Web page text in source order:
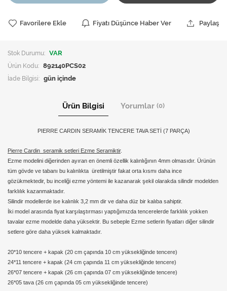
Favorilere Ekle Fiyatı Düşünce Haber Ver Paylaş
Stok Durumu: VAR
Ürün Kodu: 892140PCS02
İade Bilgisi:
Ürün Bilgisi Yorumlar (0)
PIERRE CARDIN SERAMİK TENCERE TAVA SETİ (7 PARÇA)
Pierre Cardin seramik setleri Ezme Seramiktir.
Ezme modelini diğerinden ayıran en önemli özellik kalınlığının 4mm olmasıdır. Ürünün
tüm gövde ve tabanı bu kalınlıkta üretilmiştir fakat orta kısmı daha ince
gözükmektedir, bu inceliği ezme yöntemi ile kazanarak şekil olarakda silindir modelden
farklılık kazanmaktadır.
Silindir modellerde ise kalınlık 3,2 mm dir ve daha düz bir kalıba sahiptir.
İki model arasında fiyat karşılaştırması yaptığımızda tencerelerde farklılık yokken
tavalar ezme modelde daha yüksektir. Bu sebeple Ezme setlerin fiyatları diğer silindir
setlere göre daha yüksek kalmaktadır.
20*10 tencere + kapak (20 cm çapında 10 cm yüksekliğinde tencere)
24*11 tencere + kapak (24 cm çapında 11 cm yüksekliğinde tencere)
26*07 tencere + kapak (26 cm çapında 07 cm yüksekliğinde tencere)
26*05 tava (26 cm çapında 05 cm yüksekliğinde tencere)